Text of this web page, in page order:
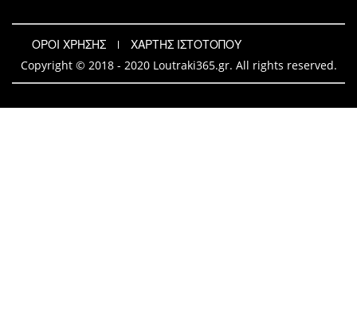
ΟΡΟΙ ΧΡΗΣΗΣ
ΧΑΡΤΗΣ ΙΣΤΟΤΟΠΟΥ
Copyright © 2018 - 2020 Loutraki365.gr. All rights reserved.